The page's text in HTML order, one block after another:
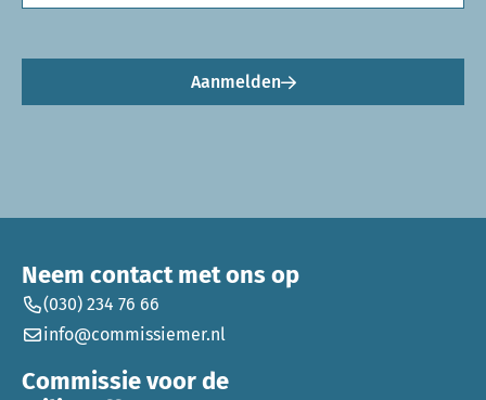
Aanmelden
Neem contact met ons op
(030) 234 76 66
info@commissiemer.nl
Commissie voor de